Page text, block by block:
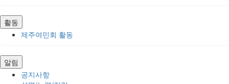
활동
제주여민회 활동
알림
공지사항